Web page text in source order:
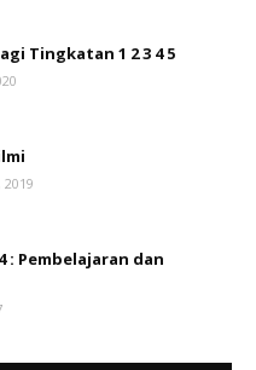
Tingkatan 1 2 3 4 5
: Pembelajaran dan